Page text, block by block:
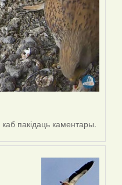
каб пакідаць каментары.